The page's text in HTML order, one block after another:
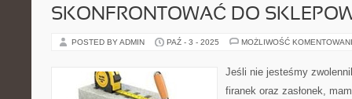
SKONFRONTOWAĆ DO
POSTED BY ADMIN PAŹ - 3 - 2025 MOŻLIWOŚĆ
Jeśli nie jesteśmy
firanek oraz zasłonek,